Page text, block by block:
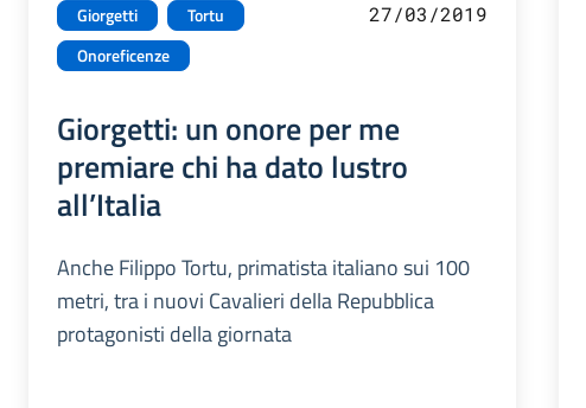
Giorgetti
Tortu
Onoreficenze
27/03/2019
Giorgetti: un onore per me
premiare chi ha dato lustro
all’Italia
Anche Filippo Tortu, primatista italiano sui 100
metri, tra i nuovi Cavalieri della Repubblica
protagonisti della giornata